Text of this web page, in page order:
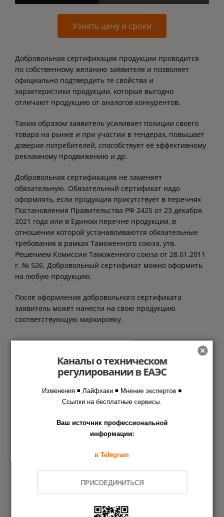
Узнать цену и сроки
Добровольная сертификация продукции проводится
по собственному желанию заявителя и позволяет
официально подтвердить те свойства и
характеристики продукции, которые выгодно
отличают продукцию от аналогов конкурентов.
Таким образом заявитель усиливает позиции своего
товара на рынке и при участии в тендерах, повышает
доверие потребителей, способствует её эффективному
рекламному продвижению и др.
Добровольная сертификация не заменяет
обязательную. Обязательный сертификат надо
оформлять, если продукция присутствует в перечнях
Постановления Правительства РФ 2425 от 23 декабря
2021 года или в Едином перечне продукции, в
отношении которой устанавливаются обязательные
требования в рамках Таможенного союза, утв.
Решением Комиссии Таможенного союза от 28.01.2011
г. № 526. Добровольный сертификат можно оформить
на любую продукцию.
После оформления добровольного сертификата
заявитель может нанести на свою продукцию
соответствующую маркировку.
Этапы оформления документа
в Агентстве РСТ
Заявка на сертификацию
Испытания образцов продукции
Оформление сертификата
Каналы о техническом
регулировании в ЕАЭС
Изменения ◾ Лайфхаки ◾ Мнение экспертов ◾
Ссылки на бесплатные сервисы.
Ваш источник профессиональной
информации:
в Telegram
ПРИСОЕДИНИТЬСЯ